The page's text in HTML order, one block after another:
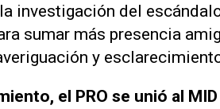
investigación del
sumar más presencia
y
el PRO se unió al